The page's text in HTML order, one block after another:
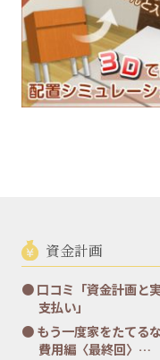
資金計画
口コミ「資金計画と
支払い」
もう一度家をたてる
費用編〈最終回〉…